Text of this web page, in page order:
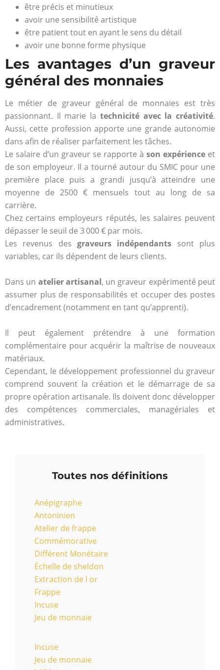
être précis et minutieux
avoir une sensibilité artistique
être patient tout en ayant le sens du détail
avoir une bonne forme physique
Les avantages d’un graveur
général des monnaies
Le métier de graveur général de monnaies est très
passionnant. Il marie la technicité avec la créativité.
Aussi, cette profession apporte une grande autonomie
dans afin de réaliser parfaitement les tâches.
Le salaire d’un graveur se rapporte à son expérience et
de son employeur. Il a tourné autour du SMIC pour une
première place puis a grandi jusqu’à atteindre une
moyenne de 2500 € mensuels tout au long de sa
carrière.
Chez certains employeurs réputés, les salaires peuvent
dépasser le seuil de 3 000 € par mois.
Les revenus des graveurs indépendants sont plus
variables, car ils dépendent de leurs clients.
Dans un atelier artisanal, un graveur expérimenté peut
assumer plus de responsabilités et occuper des postes
d’encadrement (notamment en tant qu’apprenti).
Il peut également prétendre à une formation
complémentaire pour acquérir la maîtrise de nouveaux
matériaux.
Cependant, le développement professionnel du graveur
comprend souvent la création et le démarrage de sa
propre opération artisanale. Ils doivent donc développer
des compétences commerciales, managériales et
administratives.
Toutes nos définitions
Anépigraphe
Antoninien
Atelier de frappe
Commémorative
Différent Monétaire
Échelle de sheldon
Extraction de l or
Frappe
Incuse
Jeu de monnaie
Incuse
Jeu de monnaie